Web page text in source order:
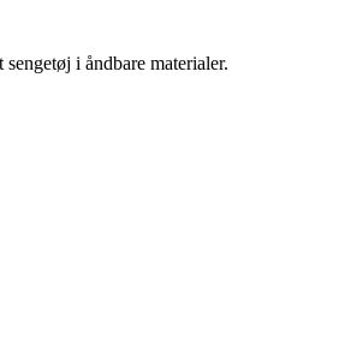
i åndbare materialer.